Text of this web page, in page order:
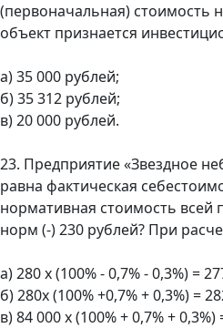
(первоначальная) стоимость
объект признается
а) 35 000 рублей;
б) 35 312 рублей;
в) 20 000 рублей.
23. Предприятие «Звездное
равна фактическая
нормативная стоимость всей
норм (-) 230 рублей? При
а) 280 х (100% - 0,7% - 0,3%) =
б) 280х (100% +0,7% + 0,3%) =
в) 84 000 х (100% + 0,7% + 0,3%)